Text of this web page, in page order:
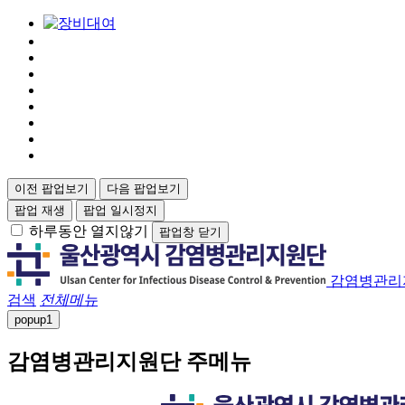
이전 팝업보기
다음 팝업보기
팝업 재생
팝업 일시정지
하루동안 열지않기 팝업창 닫기
감염병관
검색 전체메뉴
popup1
감염병관리지원단 주메뉴